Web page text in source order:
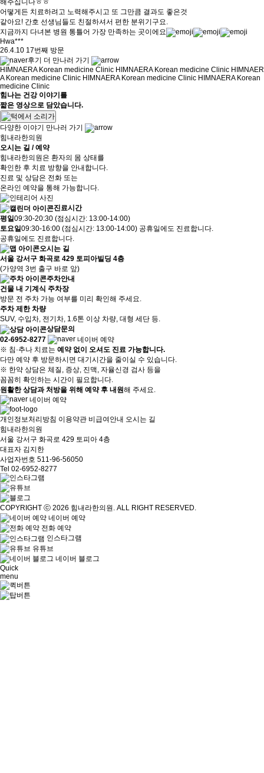
해주십니다ㅎㅎ
어떻게든 치료하려고 노력해주시고 또 그만큼 결과도 좋은것
같아요! 간호 선생님들도 친절하셔서 편한 분위기구요.
지금까지 다녀본 병원 통틀어 가장 만족하는 곳이에요
Hwa***
26.4.10 17번째 방문
후기 더 만나러 가기
HIMNAERA Korean medicine Clinic HIMNAERA Korean medicine Clinic HIMNAER
A Korean medicine Clinic HIMNAERA Korean medicine Clinic HIMNAERA Korean
medicine Clinic
힘나는 건강 이야기 를
짧은 영상으로 담았습니다.
다양한 이야기 만나러 가기
힘내라한의원
오시는 길 / 예약
힘내라한의원은 환자의 몸 상태를
확인한 후 치료 방향을 안내합니다.
진료 및 상담은 전화 또는
온라인 예약을 통해 가능합니다.
진료시간
평일09:30-20:30 (점심시간: 13:00-14:00)
토 요일09:30-16:00 (점심시간: 13:00-14:00) 공휴일에도 진료합니다.
공휴일에도 진료합니다.
오시는 길
서울 강서구 화곡로 429 토피아빌딩 4층
(가양역 3번 출구 바로 앞)
주차안내
건물 내 기계식 주차장
방문 전 주차 가능 여부를 미리 확인해 주세요.
주차 제한 차량
SUV, 수입차, 전기차, 1.6톤 이상 차량, 대형 세단 등.
상담문의
02-6952-8277
네이버 예약
※ 침·추나 치료는 예약 없이 오셔도 진료 가능합니다.
다만 예약 후 방문하시면 대기시간을 줄이실 수 있습니다.
※ 한약 상담은 체질, 증상, 진맥, 자율신경 검사 등을
꼼꼼히 확인하는 시간이 필요합니다.
원활한 상담과 처방을 위해 예약 후 내원해 주세요.
네이버 예약
개인정보처리방침 이용약관 비급여안내 오시는 길
힘내라한의원
서울 강서구 화곡로 429 토피아 4층
대표자 김지한
사업자번호 511-96-56050
Tel 02-6952-8277
COPYRIGHT ⓒ 2026 힘내라한의원. ALL RIGHT RESERVED.
네이버 예약
전화 예약
인스타그램
유튜브
네이버 블로그
Quick
menu